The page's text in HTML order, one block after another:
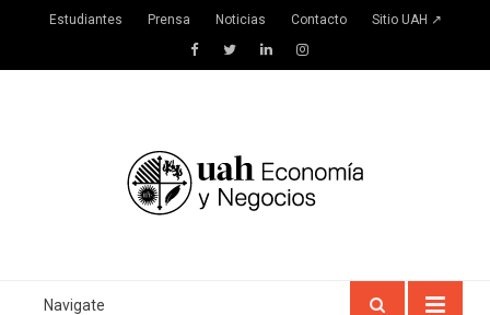
Estudiantes Prensa Noticias Contacto Sitio UAH ↗
FacebookTwitterLinkedInInstagram
Navigate